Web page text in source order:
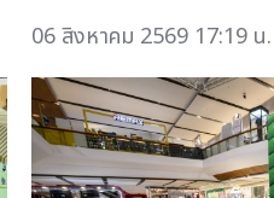
06 สิงหาคม 2569 17:19 น.